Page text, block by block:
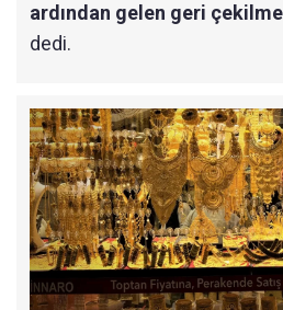
ardından gelen geri
dedi.